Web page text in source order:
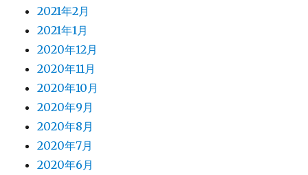
2021年2月
2021年1月
2020年12月
2020年11月
2020年10月
2020年9月
2020年8月
2020年7月
2020年6月